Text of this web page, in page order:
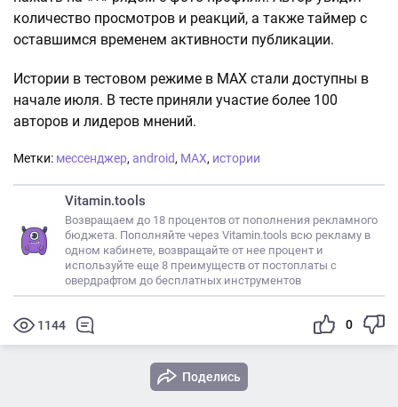
количество просмотров и реакций, а также таймер с
оставшимся временем активности публикации.
Истории в тестовом режиме в МАХ стали доступны в
начале июля. В тесте приняли участие более 100
авторов и лидеров мнений.
Метки: мессенджер, android, МАХ, истории
Vitamin.tools
Возвращаем до 18 процентов от пополнения рекламного
бюджета. Пополняйте через Vitamin.tools всю рекламу в
одном кабинете, возвращайте от нее процент и
используйте еще 8 преимуществ от постоплаты с
овердрафтом до бесплатных инструментов
1144 0
Поделись